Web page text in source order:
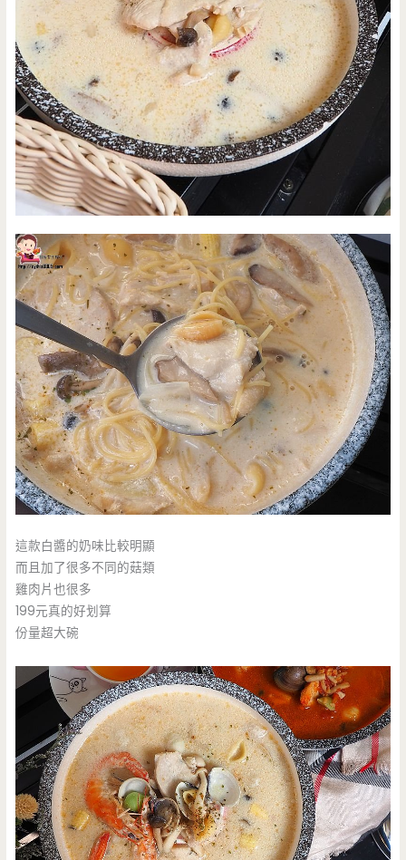
這款白醬的奶味比較明顯
而且加了很多不同的菇類
雞肉片也很多
199元真的好划算
份量超大碗